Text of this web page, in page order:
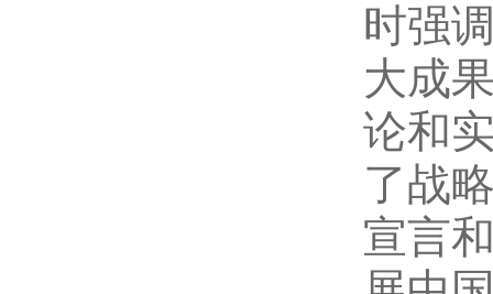
时强
大成
论和
了战
宣言